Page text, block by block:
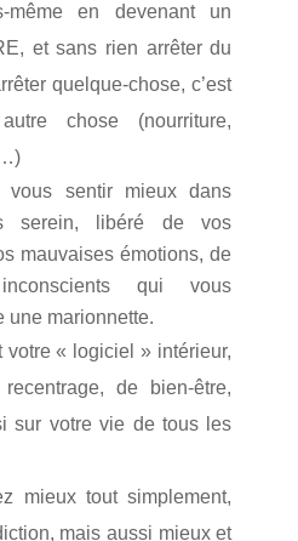
même en devenant un
et sans rien arrêter du
quelque-chose, c’est
chose (nourriture,
vous sentir mieux dans
serein, libéré de vos
mauvaises émotions, de
qui vous
une marionnette.
votre « logiciel » intérieur,
de bien-être,
sur votre vie de tous les
mieux tout simplement,
mais aussi mieux et